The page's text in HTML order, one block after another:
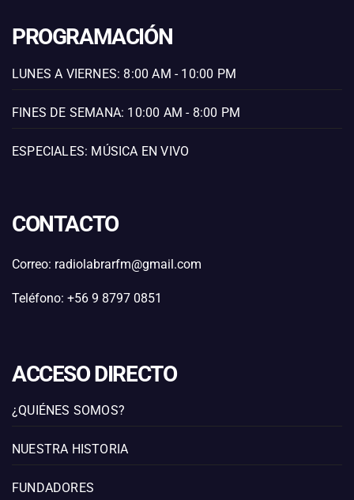
PROGRAMACIÓN
LUNES A VIERNES: 8:00 AM - 10:00 PM
FINES DE SEMANA: 10:00 AM - 8:00 PM
ESPECIALES: MÚSICA EN VIVO
CONTACTO
Correo: radiolabrarfm@gmail.com
Teléfono: +56 9 8797 0851
ACCESO DIRECTO
¿QUIÉNES SOMOS?
NUESTRA HISTORIA
FUNDADORES